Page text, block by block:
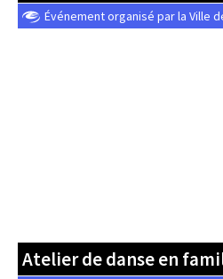
Événement organisé par la Ville
Atelier de danse en